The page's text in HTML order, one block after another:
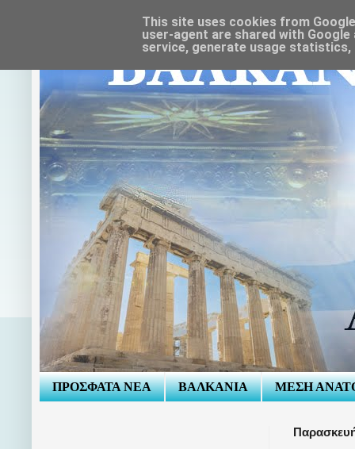
ΠΡΟΣΦΑΤΑ ΝΕΑ ΒΑΛΚΑΝΙΑ ΜΕΣΗ
This site uses cookies from
user-agent are shared with
service, generate usage statistics,